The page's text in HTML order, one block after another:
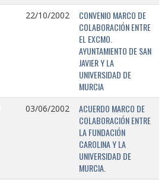
22/10/2002
CONVENIO MARCO DE
COLABORACIÓN ENTRE
EL EXCMO.
AYUNTAMIENTO DE SAN
JAVIER Y LA
UNIVERSIDAD DE
MURCIA
03/06/2002
ACUERDO MARCO DE
COLABORACIÓN ENTRE
LA FUNDACIÓN
CAROLINA Y LA
UNIVERSIDAD DE
MURCIA.